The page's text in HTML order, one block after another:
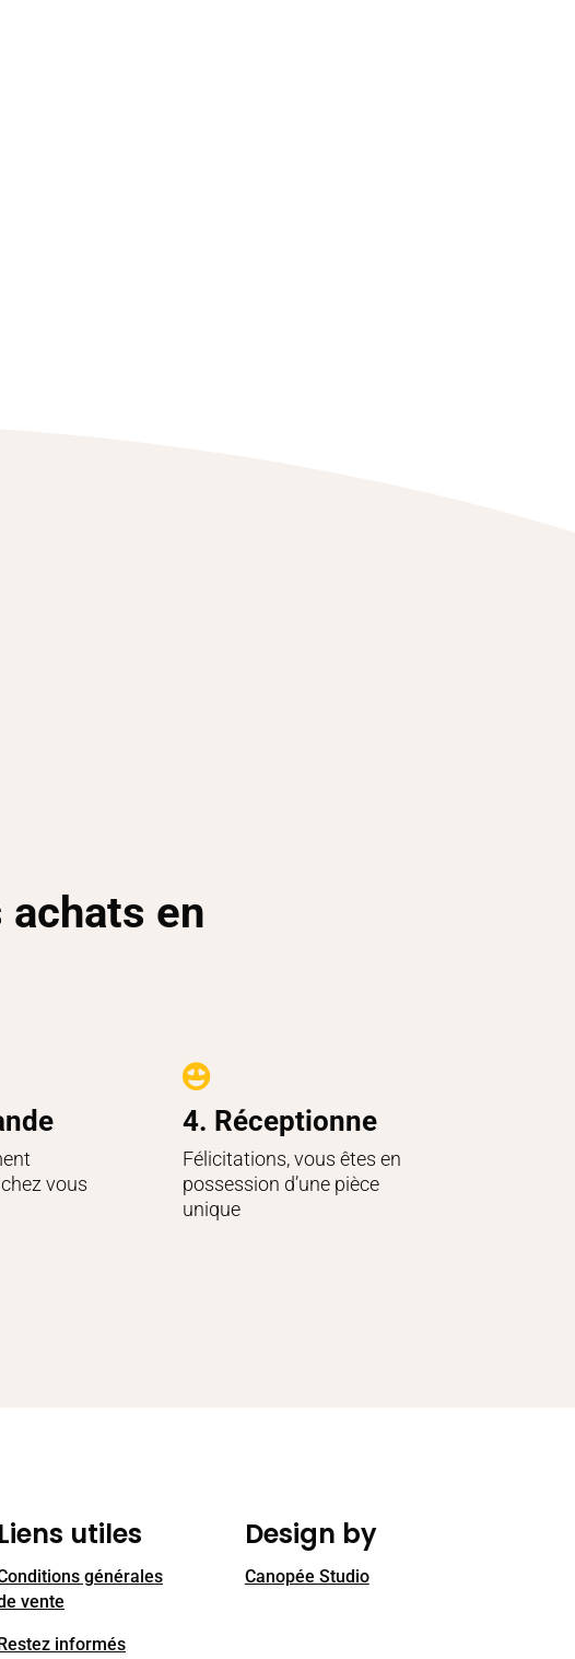
en
vous

4. Réceptionne
Félicitations, vous êtes en
possession d’une pièce
unique
Liens utiles
générales
vente
informés
Design by
Canopée Studio